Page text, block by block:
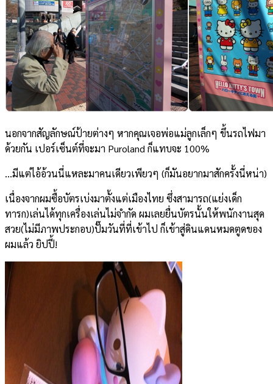
นอกจากสัญลักษณ์ป้ายต่างๆ หากคุณเจอพ่อแม่ลูกเล็กๆ ขึ้นรถไฟมา
ด้วยกัน เปอร์เซ็นต์ที่จะมา Puroland ก็แทบจะ 100%
…มีแต่ไอ้อ้วนนี่แหละมาคนเดียวเพียวๆ (ก็มันอยากมาสักครั้งนี่หน่า)
เนื่องจากผมซื้อบัตรเบ่งมาตั้งแต่เมืองไทย ซึ่งสามารถ(แย่งเด็ก
ทารก)เล่นได้ทุกเครื่องเล่นไม่จำกัด ผมเลยยื่นบัตรนั้นให้พนักงานสุด
สวย(ไม่มีภาพประกอบ)ปั๊มวันที่ที่เข้าไป ก็เข้าสู่ดินแดนหมดตูดของ
ผมแล้ว ยิปปี้!